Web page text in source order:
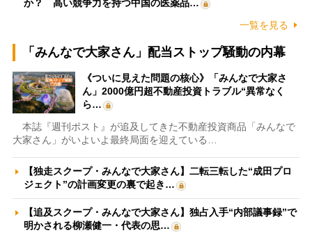
か？ 高い競争力を持つ中国の医薬品…
一覧を見る
「みんなで大家さん」配当ストップ騒動の内幕
《ついに見えた問題の核心》「みんなで大家さ
ん」2000億円超不動産投資トラブル“異常なく
ら…
本誌『週刊ポスト』が追及してきた不動産投資商品「みんなで
大家さん」がいよいよ最終局面を迎えている…
【独走スクープ・みんなで大家さん】二転三転した“成田プロ
ジェクト”の計画変更の裏で起き…
【追及スクープ・みんなで大家さん】独占入手“内部議事録”で
明かされる柳瀬健一・代表の思…